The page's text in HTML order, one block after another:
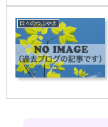
日々のつぶやき